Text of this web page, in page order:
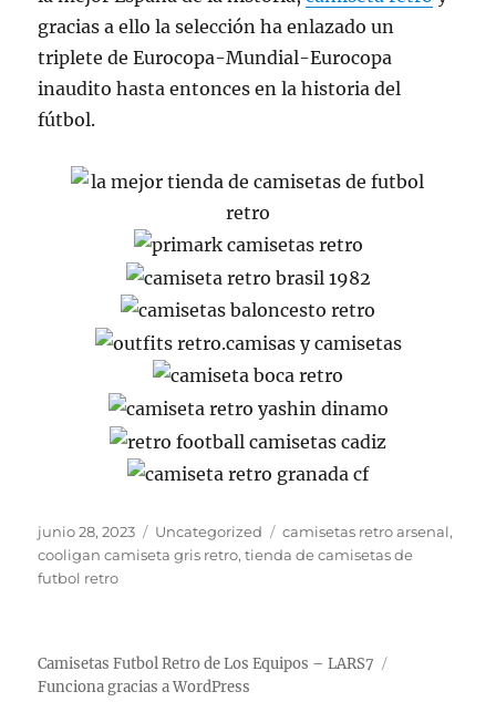
gracias a ello la selección ha enlazado un
triplete de Eurocopa-Mundial-Eurocopa
inaudito hasta entonces en la historia del
fútbol.
Publicado
el
junio 28, 2023 Categorías
Uncategorized Etiquetas
camisetas retro arsenal,
cooligan camiseta gris retro,tienda de camisetas de
futbol retro
Camisetas Futbol Retro de Los Equipos – LARS7
Funciona gracias a WordPress